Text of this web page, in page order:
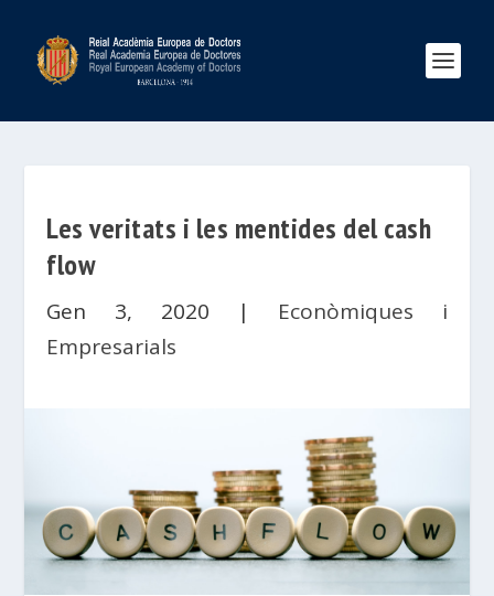
Les veritats i les mentides del cash
flow
Gen 3, 2020 | Econòmiques i
Empresarials